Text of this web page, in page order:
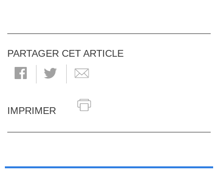
PARTAGER CET ARTICLE
IMPRIMER